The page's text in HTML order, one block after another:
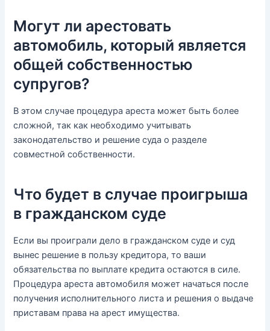
Могут ли арестовать
автомобиль, который является
общей собственностью
супругов?
В этом случае процедура ареста может быть более
сложной, так как необходимо учитывать
законодательство и решение суда о разделе
совместной собственности.
Что будет в случае проигрыша
в гражданском суде
Если вы проиграли дело в гражданском суде и суд
вынес решение в пользу кредитора, то ваши
обязательства по выплате кредита остаются в силе.
Процедура ареста автомобиля может начаться после
получения исполнительного листа и решения о выдаче
приставам права на арест имущества.